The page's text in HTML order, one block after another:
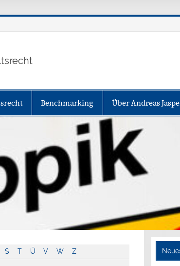
Benchmarking Über Andreas
S T Ü V W
Z